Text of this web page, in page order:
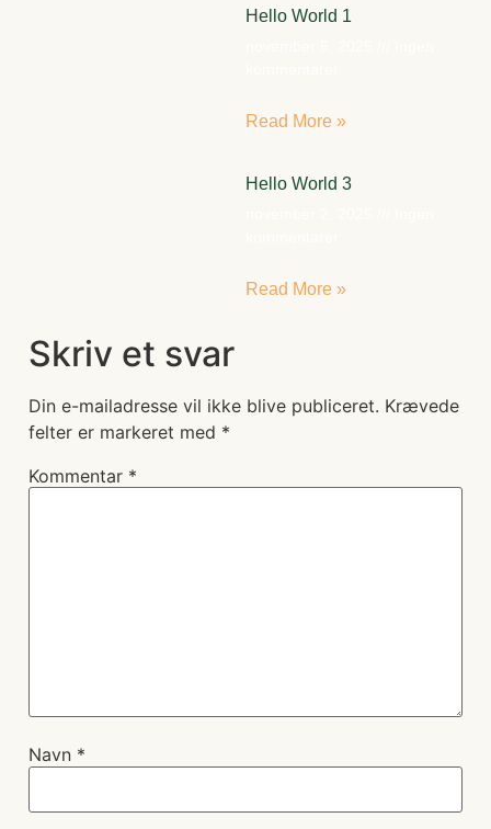
Hello World 1
Read More »
Hello World 3
Read More »
Skriv et svar
Din e-mailadresse vil ikke blive publiceret. Krævede
felter er markeret med *
Kommentar *
Navn *